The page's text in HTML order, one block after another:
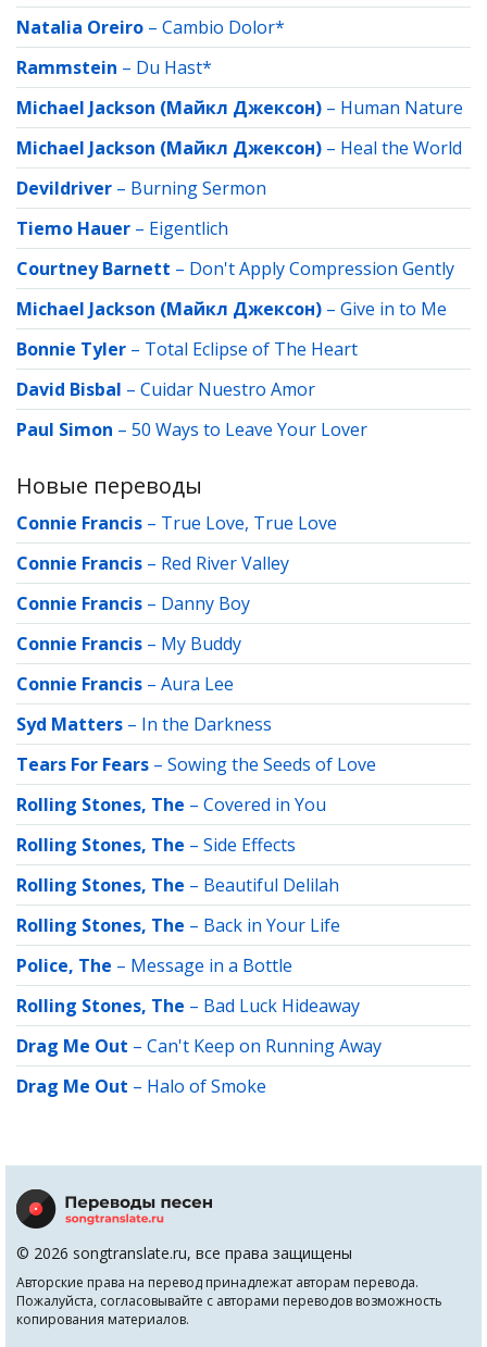
Natalia Oreiro – Cambio Dolor*
Rammstein – Du Hast*
Michael Jackson (Майкл Джексон) – Human Nature
Michael Jackson (Майкл Джексон) – Heal the World
Devildriver – Burning Sermon
Tiemo Hauer – Eigentlich
Courtney Barnett – Don't Apply Compression Gently
Michael Jackson (Майкл Джексон) – Give in to Me
Bonnie Tyler – Total Eclipse of The Heart
David Bisbal – Cuidar Nuestro Amor
Paul Simon – 50 Ways to Leave Your Lover
Новые переводы
Connie Francis – True Love, True Love
Connie Francis – Red River Valley
Connie Francis – Danny Boy
Connie Francis – My Buddy
Connie Francis – Aura Lee
Syd Matters – In the Darkness
Tears For Fears – Sowing the Seeds of Love
Rolling Stones, The – Covered in You
Rolling Stones, The – Side Effects
Rolling Stones, The – Beautiful Delilah
Rolling Stones, The – Back in Your Life
Police, The – Message in a Bottle
Rolling Stones, The – Bad Luck Hideaway
Drag Me Out – Can't Keep on Running Away
Drag Me Out – Halo of Smoke
© 2026 songtranslate.ru, все права защищены
Авторские права на перевод принадлежат авторам перевода.
Пожалуйста, согласовывайте с авторами переводов возможность
копирования материалов.